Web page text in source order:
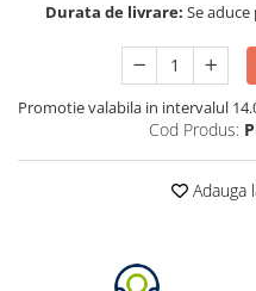
EcoFlow
Pecron
Toate generatoarele
Panouri Solare Pliabile
Durata de livrare: Se
Promotie valabila in intervalul
Cod Produs:
Adauga